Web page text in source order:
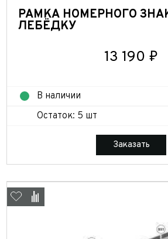
РАМКА НОМЕРНОГО
ЛЕБЁДКУ
13 190 ₽
В наличии
Остаток: 5 шт
Заказать